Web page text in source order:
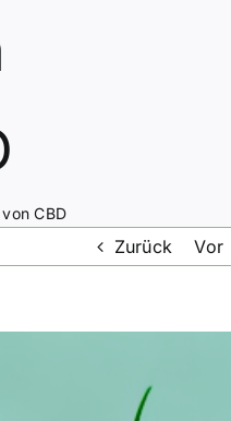
CBD
Zurück Vor